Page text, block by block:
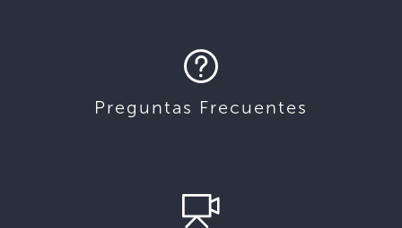
Preguntas Frecuentes